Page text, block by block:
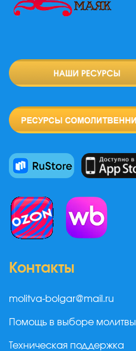
Контакты
molitva-bolgar@mail.ru
Помощь в выборе молитвы
Техническая поддержка